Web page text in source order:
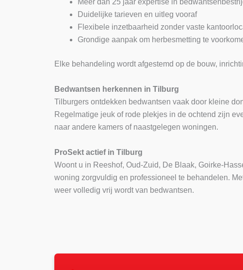
Meer dan 25 jaar expertise in
Duidelijke tarieven en uitleg vooraf
Flexibele inzetbaarheid zonder vaste
Grondige aanpak om herbesmetting te
Elke behandeling wordt afgestemd op de bouw,
Bedwantsen herkennen in Tilburg
Tilburgers ontdekken bedwantsen vaak door kleine
Regelmatige jeuk of rode plekjes in de ochtend zijn
naar andere kamers of naastgelegen woningen.
ProSekt actief in Tilburg
Woont u in Reeshof, Oud-Zuid, De Blaak, Goirke-
woning zorgvuldig en professioneel te behandelen.
weer volledig vrij wordt van bedwantsen.